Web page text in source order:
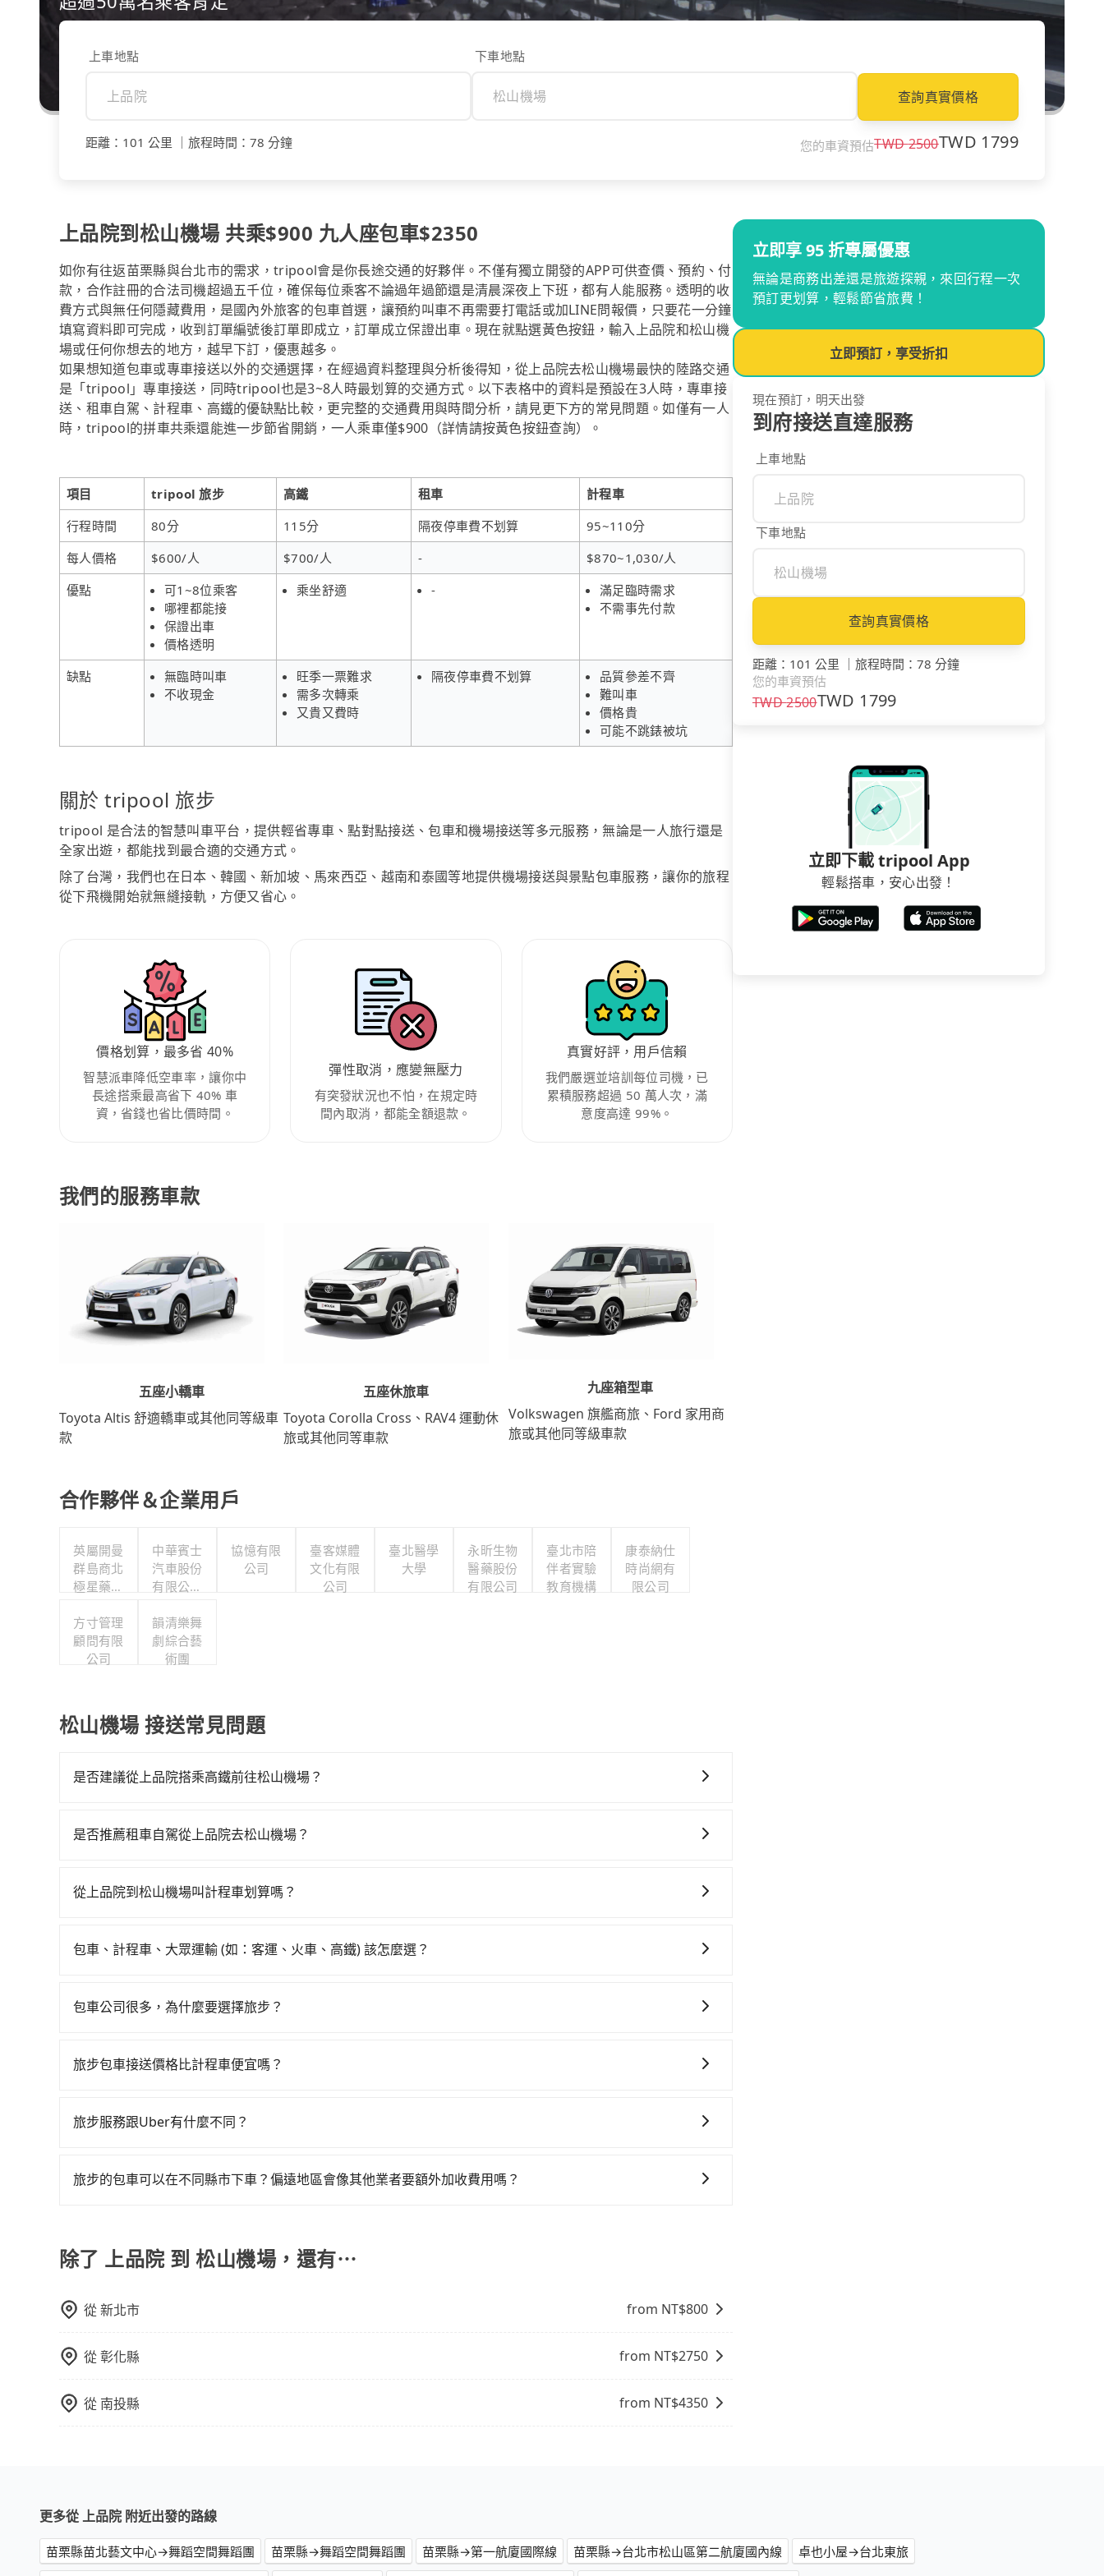
上車地點 下車地點
查詢真實價格
距離 ： 101 公里 旅程時間 ： 78 分鐘 您的車資預估TWD2500TWD 1799
上品院到松山機場 共乘$900 九人座包車$2350
如你有往返苗栗縣與台北市的需求，tripool會是你長途交通的好夥伴。不僅有獨立開發的APP可供查價、預約、付
款，合作註冊的合法司機超過五千位，確保每位乘客不論過年過節還是清晨深夜上下班，都有人能服務。透明的收
費方式與無任何隱藏費用，是國內外旅客的包車首選，讓預約叫車不再需要打電話或加LINE問報價，只要花一分鐘
填寫資料即可完成，收到訂單編號後訂單即成立，訂單成立保證出車。現在就點選黃色按鈕，輸入上品院和松山機
場或任何你想去的地方，越早下訂，優惠越多。
如果想知道包車或專車接送以外的交通選擇，在經過資料整理與分析後得知，從上品院去松山機場最快的陸路交通
是「tripool」專車接送，同時tripool也是3~8人時最划算的交通方式。以下表格中的資料是預設在3人時，專車接
送、租車自駕、計程車、高鐵的優缺點比較，更完整的交通費用與時間分析，請見更下方的常見問題。如僅有一人
時，tripool的拼車共乘還能進一步節省開銷，一人乘車僅$900（詳情請按黃色按鈕查詢）。
項目 tripool 旅步 高鐵 租車
計程車
行程時間
80分 115分 隔夜停車費不划算
95~110分
每人價格
$600/人 $700/人 -
$870~1,030/人
優點
可1~8位乘客
哪裡都能接
保證出車
價格透明
乘坐舒適 -
滿足臨時需求
不需事先付款
缺點
無臨時叫車
不收現金
旺季一票難求
需多次轉乘
又貴又費時
隔夜停車費不划算
品質參差不齊
難叫車
價格貴
可能不跳錶被坑
關於 tripool 旅步
tripool 是合法的智慧叫車平台，提供輕省專車、點對點接送、包車和機場接送等多元服務，無論是一人旅行還是
全家出遊，都能找到最合適的交通方式。
除了台灣，我們也在日本、韓國、新加坡、馬來西亞、越南和泰國等地提供機場接送與景點包車服務，讓你的旅程
從下飛機開始就無縫接軌，方便又省心。
價格划算，最多省 40%
智慧派車降低空車率，讓你中
長途搭乘最高省下 40% 車
資，省錢也省比價時間。
彈性取消，應變無壓力
有突發狀況也不怕，在規定時
間內取消，都能全額退款。
真實好評，用戶信賴
我們嚴選並培訓每位司機，已
累積服務超過 50 萬人次，滿
意度高達 99%。
我們的服務車款
五座小轎車
Toyota Altis 舒適轎車或其他同等級車
款
五座休旅車
Toyota Corolla Cross、RAV4 運動休
旅或其他同等車款
九座箱型車
Volkswagen 旗艦商旅、Ford 家用商
旅或其他同等級車款
合作夥伴＆企業用戶
英屬開曼
群島商北
極星藥業
有限公司
中華賓士
汽車股份
有限公司
福利委員
會
協憶有限
公司
臺客媒體
文化有限
公司
臺北醫學
大學
永昕生物
醫藥股份
有限公司
臺北市陪
伴者實驗
教育機構
康泰納仕
時尚網有
限公司
方寸管理
顧問有限
公司
韻清樂舞
劇綜合藝
術團
松山機場 接送常見問題
是否建議從上品院搭乘高鐵前往松山機場？
到23:00，苗栗-台北一天最多有32班次高鐵可搭乘。假設從上品院 (苗栗縣竹南鎮) 前往最靠近的苗栗高鐵站，叫
前排班的計程車，搭上小黃後約花17分鐘、車費300元後，抵達松山機場 (台北市松山區) 的目的地。全程加上轉
攔到一輛小黃了，苗栗縣少部分小黃司機不按表收費，看乘客是外地人便漫天喊價或恣意繞路。但如果全程使用
兩位乘車，也可參考tripool的拼車共乘服務，最多可再節省50%的交通費用。
是否推薦租車自駕從上品院去松山機場？
從上品院到松山機場叫計程車划算嗎？
近的計程車隊，如竹南計程車、都會車行、通順計程車等叫車看看。依照里程跳錶計算，價格約為2,595~3,100
加上苗栗縣有些計程車司機不按錶計費，約有34%會採現場議價，建議最好先上網預約，以免當場被坑受騙。綜
包車、計程車、大眾運輸 (如：客運、火車、高鐵) 該怎麼選？
程車最貴，而大眾運輸通常較便宜。 行程：需多點停留的行程建議可選可客製化行程的包車，如果時間比較寬鬆
可選用大眾運輸。 便利性：需要便利性和方便性可選包車和計程車，喜歡探險和體驗當地文化則可搭乘大眾運
包車公司很多，為什麼要選擇旅步？
供更彈性的取消訂單規定，並致力於提供高品質的包車服務。選擇旅步絕對是明智的選擇之一。
旅步包車接送價格比計程車便宜嗎？
費用比計程車低，且能讓您更能輕鬆掌握交通開支。
旅步服務跟Uber有什麼不同？
區。 (4) 有較為嚴謹的乘車時間與取消政策。
旅步的包車可以在不同縣市下車？偏遠地區會像其他業者要額外加收費用嗎？
付額外的費用，不過別擔心，您可以透過旅步官網查詢到具體的費用。
除了 上品院 到 松山機場，還有⋯
從新北市 from NT$800
從彰化縣 from NT$2750
從 南投縣 from NT$4350
立即享 95 折專屬優惠
無論是商務出差還是旅遊探親，來回行程一次
預訂更划算，輕鬆節省旅費！
立即預訂，享受折扣
現在預訂，明天出發
到府接送直達服務
上車地點
下車地點
查詢真實價格
距離 ： 101 公里 ｜ 旅程時間 ： 78 分鐘
您的車資預估
TWD2500TWD 1799
立即下載 tripool App
輕鬆搭車，安心出發！
更多從 上品院 附近出發的路線
苗栗縣苗北藝文中心→舞蹈空間舞蹈團 苗栗縣→舞蹈空間舞蹈團 苗栗縣→第一航廈國際線 苗栗縣→台北市松山區第二航廈國內線
卓也小屋→台北東旅